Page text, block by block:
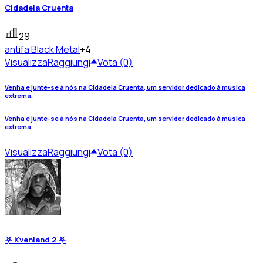
Cidadela Cruenta
29
antifaBlack Metal+4
VisualizzaRaggiungi Vota (0)
Venha e junte-se à nós na Cidadela Cruenta, um servidor dedicado à música
extrema.
Venha e junte-se à nós na Cidadela Cruenta, um servidor dedicado à música
extrema.
VisualizzaRaggiungi Vota (0)
⛧ Kvenland 2 ⛧